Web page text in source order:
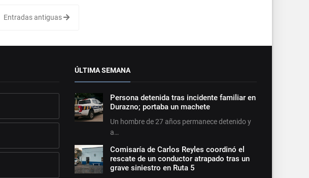
Entradas antiguas
ÚLTIMA SEMANA
Persona detenida tras incidente familiar en
Durazno; portaba un machete
Un hombre de 27 años permanece detenido y
a…
Comisaría de Carlos Reyles coordinó el
rescate de un conductor atrapado tras un
grave siniestro en Ruta 5